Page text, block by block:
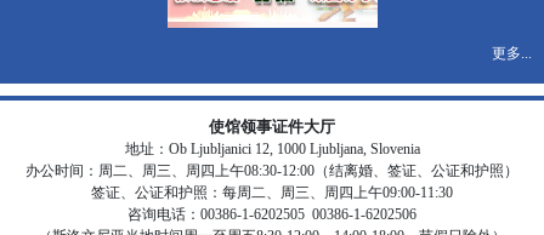
更多...
使馆领事证件大厅
地址：Ob Ljubljanici 12, 1000 Ljubljana, Slovenia
办公时间：周二、周三、周四上午08:30-12:00（结离婚、签证、公证和护照）
签证、公证和护照：每周二、周三、周四上午09:00-11:30
咨询电话：00386-1-6202505 00386-1-6202506